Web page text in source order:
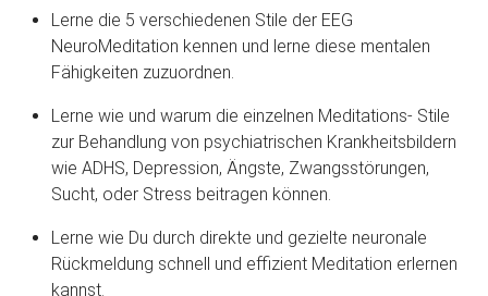
Lerne die 5 verschiedenen Stile der EEG
NeuroMeditation kennen und lerne diese mentalen
Fähigkeiten zuzuordnen.
Lerne wie und warum die einzelnen Meditations- Stile
zur Behandlung von psychiatrischen Krankheitsbildern
wie ADHS, Depression, Ängste, Zwangsstörungen,
Sucht, oder Stress beitragen können.
Lerne wie Du durch direkte und gezielte neuronale
Rückmeldung schnell und effizient Meditation erlernen
kannst.